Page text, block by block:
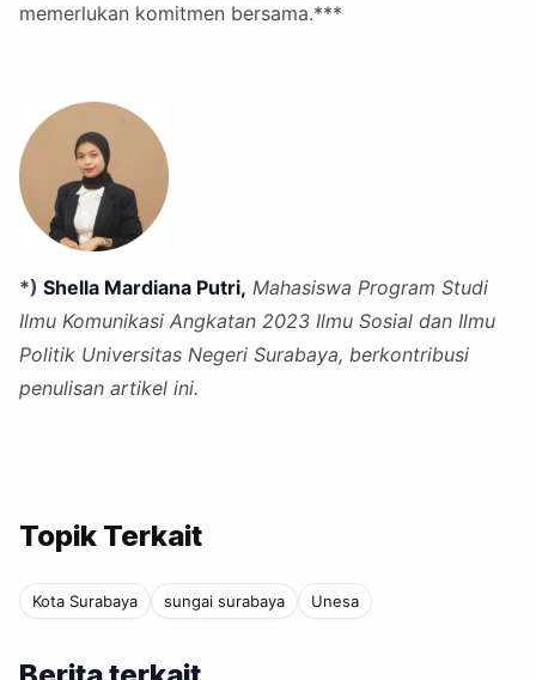
memerlukan komitmen bersama.***
*) Shella Mardiana Putri, Mahasiswa Program Studi
Ilmu Komunikasi Angkatan 2023 Ilmu Sosial dan Ilmu
Politik Universitas Negeri Surabaya, berkontribusi
penulisan artikel ini.
Topik Terkait
Kota Surabaya sungai surabaya Unesa